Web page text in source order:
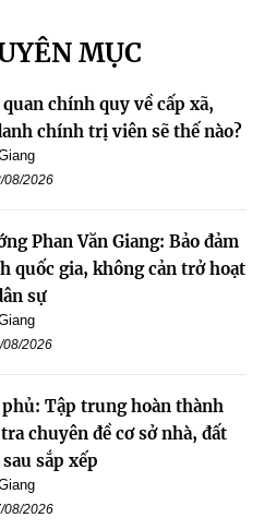
MỤC
chính quy về cấp xã,
chính trị viên sẽ thế nào?
08/2026
Phan Văn Giang: Bảo đảm
quốc gia, không cản trở hoạt
sự
08/2026
Tập trung hoàn thành
chuyên đề cơ sở nhà, đất
sắp xếp
08/2026